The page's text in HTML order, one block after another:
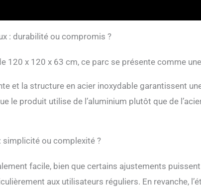
: durabilité ou compromis ?
120 x 120 x 63 cm, ce parc se présente comme
et la structure en acier inoxydable garantissent
le produit utilise de l’aluminium plutôt que de
ou complexité ?
facile, bien que certains ajustements
aux utilisateurs réguliers. En revanche,